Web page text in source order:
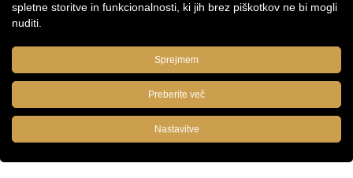
spletne storitve in funkcionalnosti, ki jih brez piškotkov ne bi mogli
nuditi.
Sprejmem
Preberite več
Nastavitve